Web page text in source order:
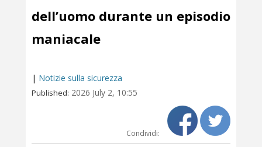
dell’uomo durante un episodio
maniacale
| Notizie sulla sicurezza
Published: 2026 July 2, 10:55
Condividi: